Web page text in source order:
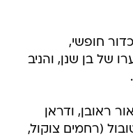
כדור חופשי,
של בן שנן, והניב
ראובן, ודראן
(רחמים צוקול,